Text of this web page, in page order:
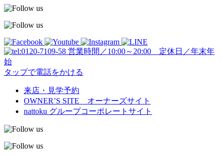
営業時間／10:00～20:00 定休日／年末年
始
タップで電話をかける
来店・見学予約
OWNER’S SITE オーナーズサイト
nattoku グループコーポレートサイト